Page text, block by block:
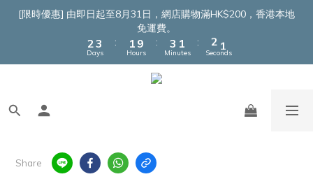
[限時優惠] 由即日起至8月31日，網店購物滿HK$200，香港本地
免運費。
4
2
1
5
3
2
Days
:
3
1
0
9
8
2
1
Hours
:
5
4
3
2
3
1
0
Minutes
:
3
1
0
9
8
Seconds
Share